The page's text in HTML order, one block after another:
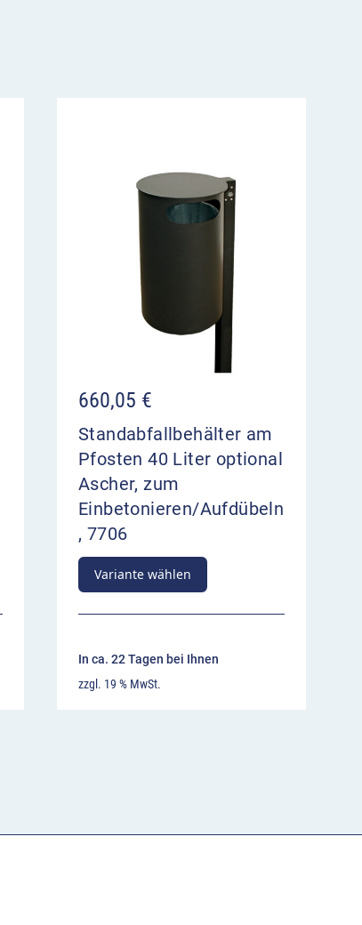
660,05 €
Standabfallbehälter am
Pfosten 40 Liter optional
Ascher, zum
Einbetonieren/Aufdübeln
, 7706
Variante wählen
In ca. 22 Tagen bei Ihnen
zzgl. 19 % MwSt.